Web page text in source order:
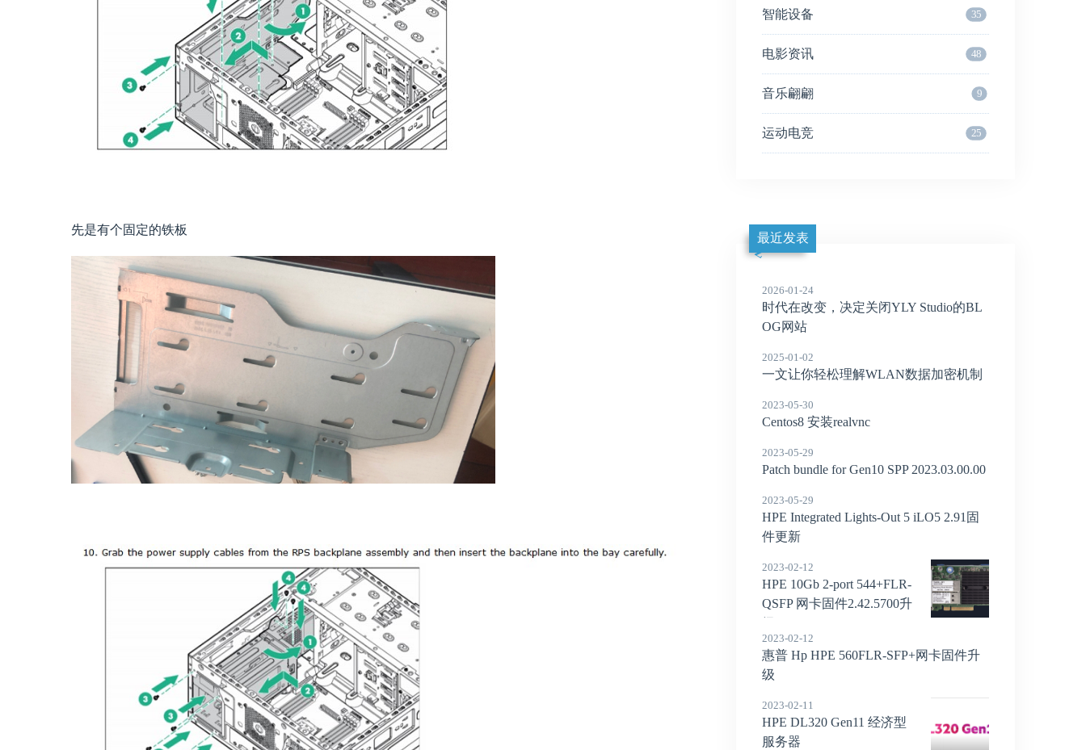
先是有个固定的铁板
智能设备 35
电影资讯 48
音乐翩翩 9
运动电竞 25
最近发表
2026-01-24
时代在改变，决定关闭YLY Studio的BL
OG网站
2025-01-02
一文让你轻松理解WLAN数据加密机制
2023-05-30
Centos8 安装realvnc
2023-05-29
Patch bundle for Gen10 SPP 2023.03.00.00
2023-05-29
HPE Integrated Lights-Out 5 iLO5 2.91固
件更新
2023-02-12
HPE 10Gb 2-port 544+FLR-
QSFP 网卡固件2.42.5700升
2023-02-12
惠普 Hp HPE 560FLR-SFP+网卡固件升
级
2023-02-11
HPE DL320 Gen11 经济型
服务器